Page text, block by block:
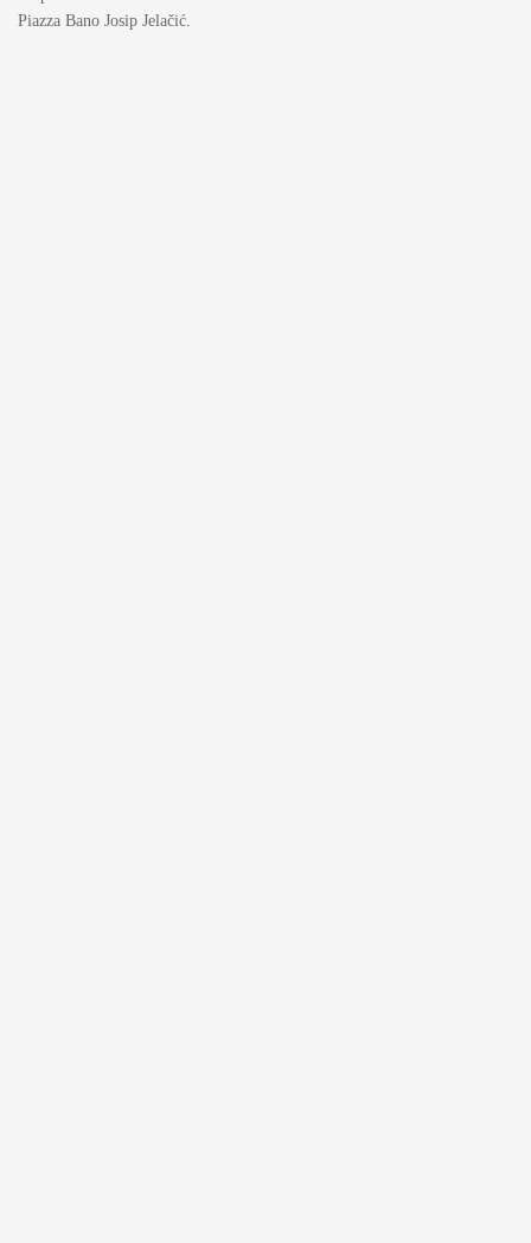
Piazza Bano Josip Jelačić.